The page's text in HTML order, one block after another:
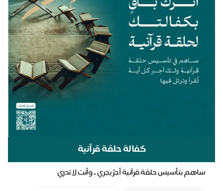
كفالة حلقة قرآنية
ساهم بتأسيس حلقة قرآنية أجرُ يجري .. وأنت لا تدري